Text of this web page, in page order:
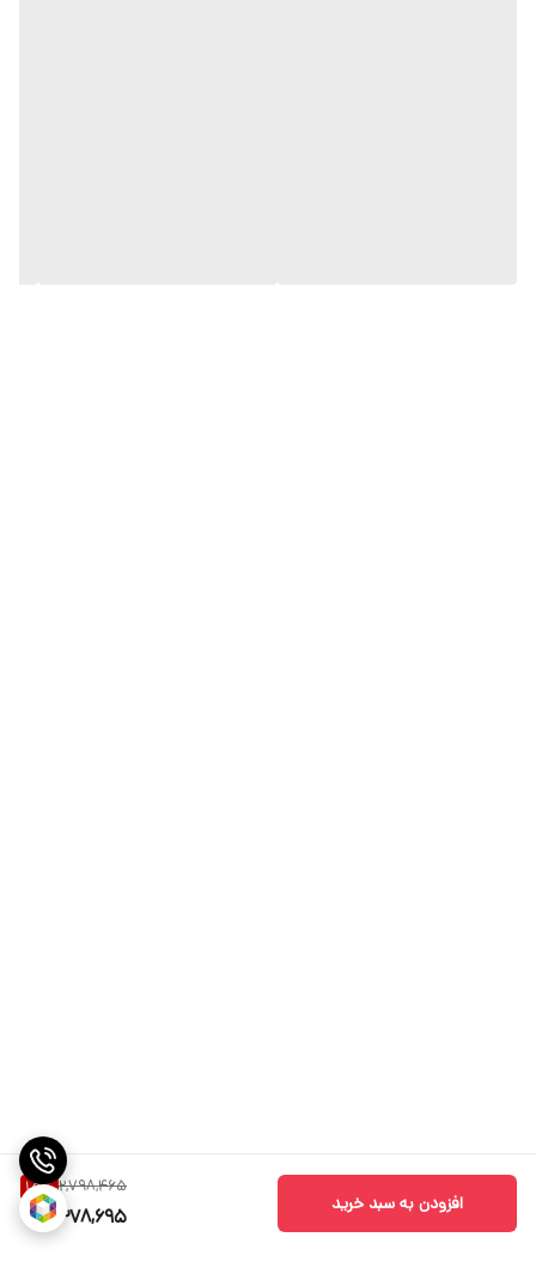
2,798,465
15%
2,378,695 افزودن به سبد خرید